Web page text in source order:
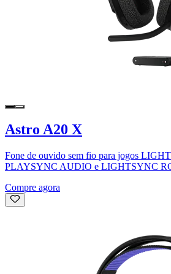
Astro A20 X
Fone de ouvido sem fio para jogos
PLAYSYNC AUDIO e LIGHTSYNC
Compre agora